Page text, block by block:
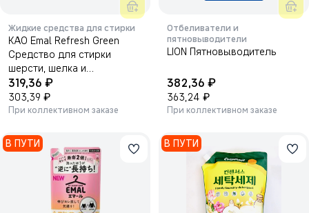
Жидкие средства для стирки
KAO Emal Refresh Green
Средство для стирки
шерсти, шелка и
деликатных тканей,
ароматом свежей зелени,
мягкая упаковка, 360 мл.
319,36 ₽
303,39 ₽
При коллективном заказе
Отбеливатели и
пятновыводители
LION Пятновыводитель
382,36 ₽
363,24 ₽
При коллективном заказе
В ПУТИ В ПУТИ